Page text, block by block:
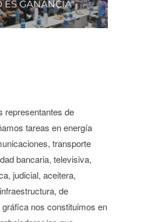
representantes de
tareas en energía
transporte
bancaria, televisiva,
judicial, aceitera,
de
nos constituimos en